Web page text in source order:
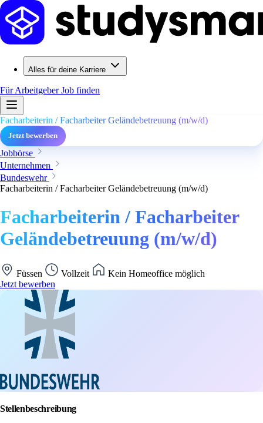
Alles für deine Karriere
Für ArbeitgeberJob finden
Facharbeiterin / Facharbeiter Geländebetreuung (m/w/d)
Jetzt bewerben
Jobbörse
Unternehmen
Bundeswehr
Facharbeiterin / Facharbeiter Geländebetreuung (m/w/d)
Facharbeiterin / Facharbeiter
Geländebetreuung (m/w/d)
Füssen Vollzeit
Kein Homeoffice möglich
Jetzt bewerben
Stellenbeschreibung